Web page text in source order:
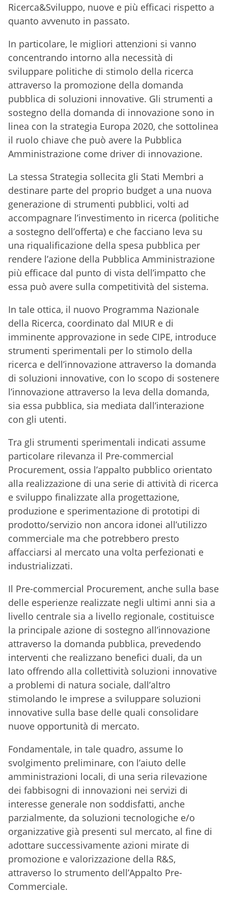
Ricerca&Sviluppo, nuove e più efficaci rispetto a
quanto avvenuto in passato.
In particolare, le migliori attenzioni si vanno
concentrando intorno alla necessità di
sviluppare politiche di stimolo della ricerca
attraverso la promozione della domanda
pubblica di soluzioni innovative. Gli strumenti a
sostegno della domanda di innovazione sono in
linea con la strategia Europa 2020, che sottolinea
il ruolo chiave che può avere la Pubblica
Amministrazione come driver di innovazione.
La stessa Strategia sollecita gli Stati Membri a
destinare parte del proprio budget a una nuova
generazione di strumenti pubblici, volti ad
accompagnare l’investimento in ricerca (politiche
a sostegno dell’offerta) e che facciano leva su
una riqualificazione della spesa pubblica per
rendere l’azione della Pubblica Amministrazione
più efficace dal punto di vista dell’impatto che
essa può avere sulla competitività del sistema.
In tale ottica, il nuovo Programma Nazionale
della Ricerca, coordinato dal MIUR e di
imminente approvazione in sede CIPE, introduce
strumenti sperimentali per lo stimolo della
ricerca e dell’innovazione attraverso la domanda
di soluzioni innovative, con lo scopo di sostenere
l’innovazione attraverso la leva della domanda,
sia essa pubblica, sia mediata dall’interazione
con gli utenti.
Tra gli strumenti sperimentali indicati assume
particolare rilevanza il Pre-commercial
Procurement, ossia l’appalto pubblico orientato
alla realizzazione di una serie di attività di ricerca
e sviluppo finalizzate alla progettazione,
produzione e sperimentazione di prototipi di
prodotto/servizio non ancora idonei all’utilizzo
commerciale ma che potrebbero presto
affacciarsi al mercato una volta perfezionati e
industrializzati.
Il Pre-commercial Procurement, anche sulla base
delle esperienze realizzate negli ultimi anni sia a
livello centrale sia a livello regionale, costituisce
la principale azione di sostegno all’innovazione
attraverso la domanda pubblica, prevedendo
interventi che realizzano benefici duali, da un
lato offrendo alla collettività soluzioni innovative
a problemi di natura sociale, dall’altro
stimolando le imprese a sviluppare soluzioni
innovative sulla base delle quali consolidare
nuove opportunità di mercato.
Fondamentale, in tale quadro, assume lo
svolgimento preliminare, con l’aiuto delle
amministrazioni locali, di una seria rilevazione
dei fabbisogni di innovazioni nei servizi di
interesse generale non soddisfatti, anche
parzialmente, da soluzioni tecnologiche e/o
organizzative già presenti sul mercato, al fine di
adottare successivamente azioni mirate di
promozione e valorizzazione della R&S,
attraverso lo strumento dell’Appalto Pre-
Commerciale.